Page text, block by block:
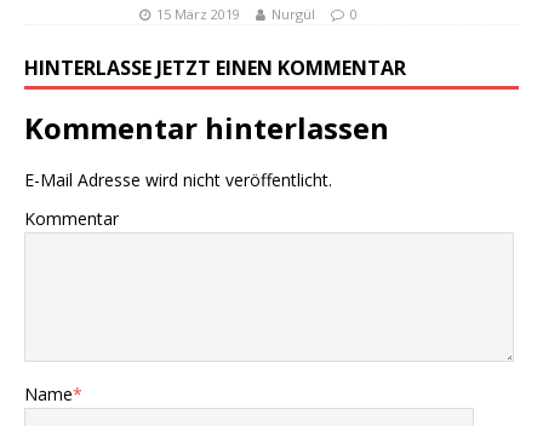
15 März 2019 Nurgül 0
HINTERLASSE JETZT EINEN KOMMENTAR
Kommentar hinterlassen
E-Mail Adresse wird nicht veröffentlicht.
Kommentar
Name*